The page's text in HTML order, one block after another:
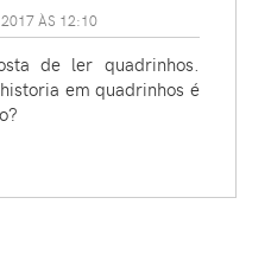
2017 ÀS 12:10
de ler quadrinhos.
em quadrinhos é